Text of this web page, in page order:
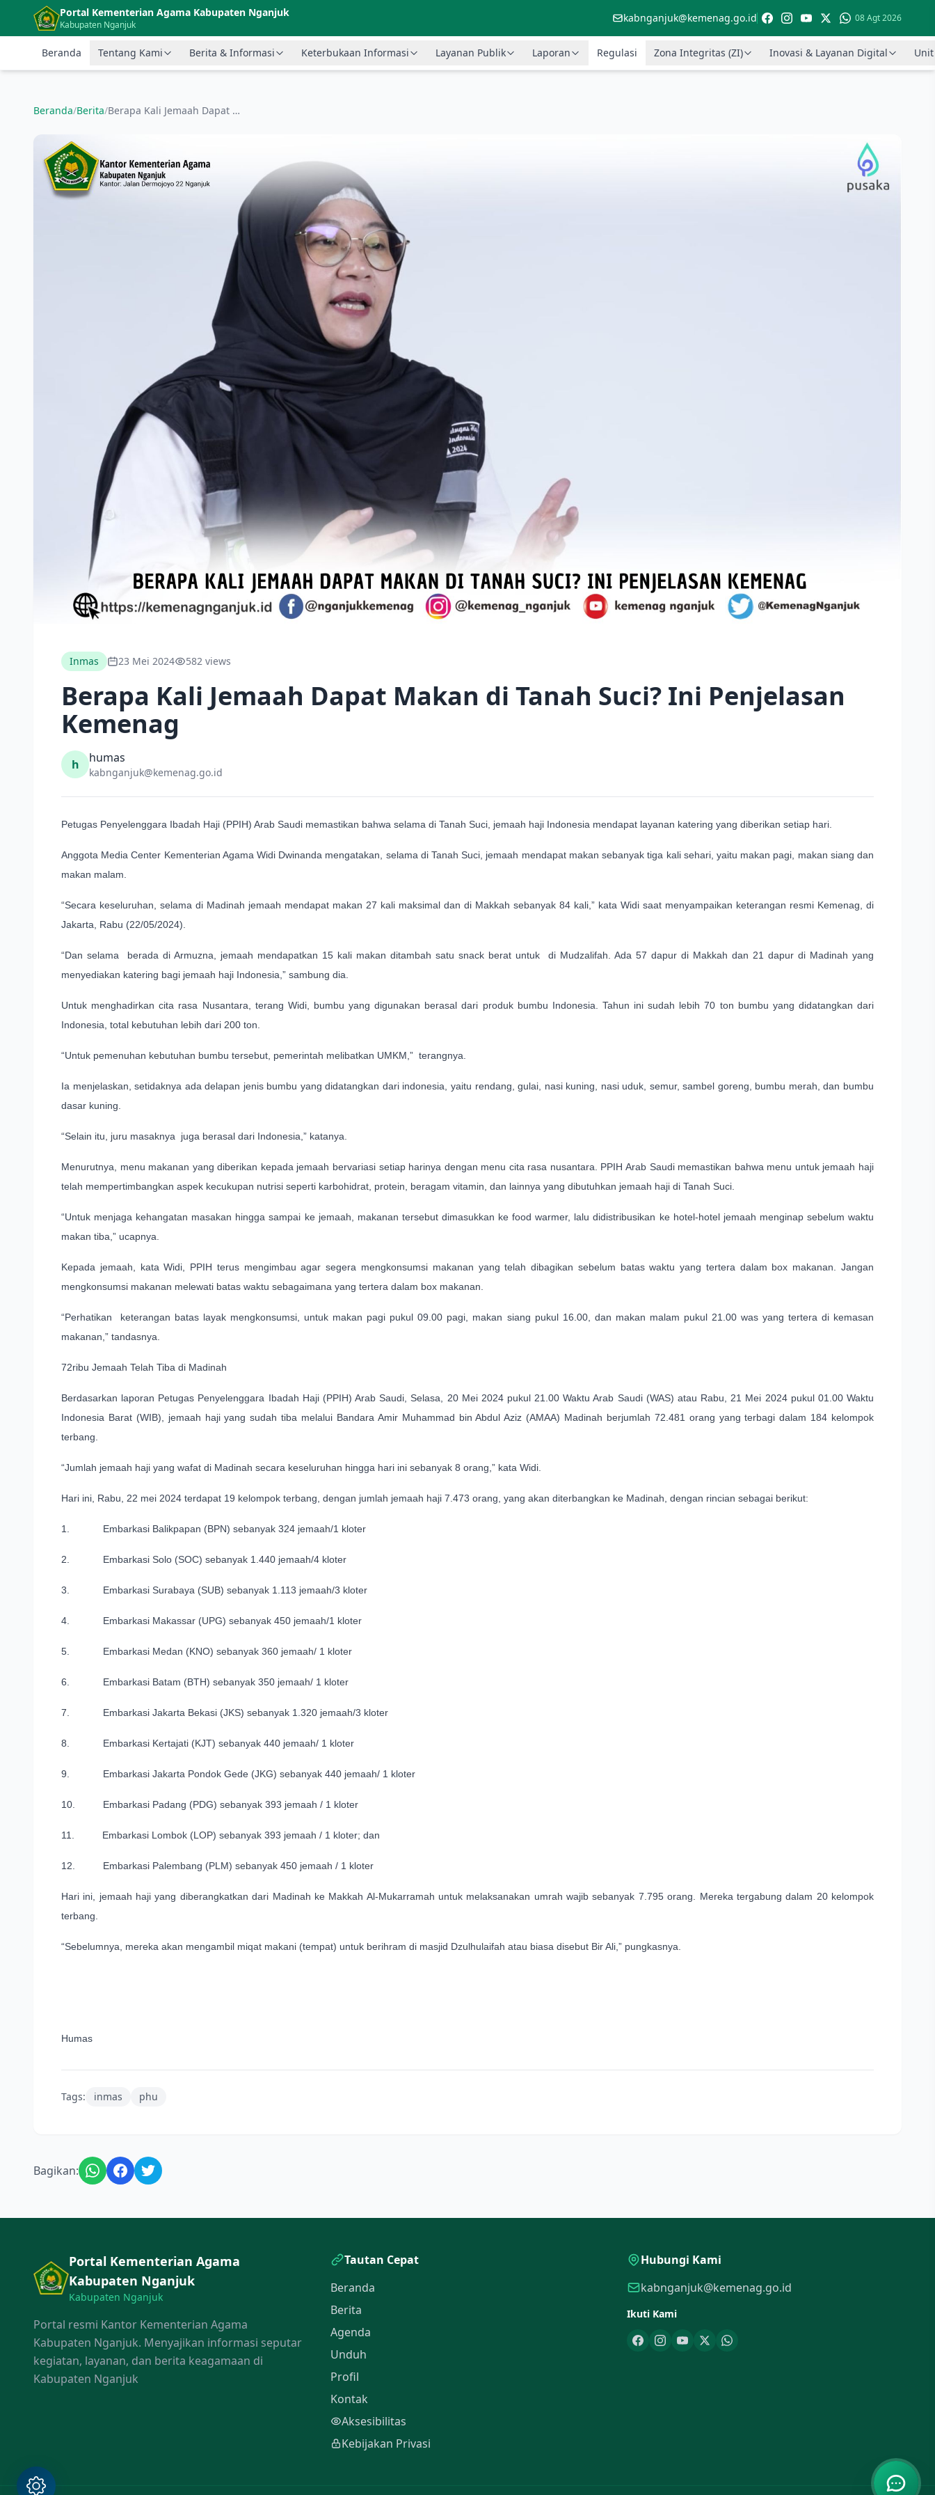
Langsung ke konten utama
Portal Kementerian Agama Kabupaten Nganjuk
Kabupaten Nganjuk
kabnganjuk@kemenag.go.id 08 Agt 2026
Beranda Tentang Kami Berita & Informasi Keterbukaan Informasi Layanan Publik Laporan Regulasi Zona Integritas (ZI) Inovasi & Layanan Digital
Beranda/Berita/ Berapa Kali Jemaah Dapat Makan di Tanah Suci? Ini Penjelasan Kemenag
Inmas 23 Mei 2024 582 views
Berapa Kali Jemaah Dapat Makan di Tanah Suci? Ini Penjelasan
Kemenag
h humas
kabnganjuk@kemenag.go.id
Petugas Penyelenggara Ibadah Haji (PPIH) Arab Saudi memastikan bahwa selama di Tanah Suci, jemaah haji Indonesia mendapat layanan katering yang diberikan setiap hari.
Anggota Media Center Kementerian Agama Widi Dwinanda mengatakan, selama di Tanah Suci, jemaah mendapat makan sebanyak tiga kali sehari, yaitu makan pagi, makan siang dan
makan malam.
“Secara keseluruhan, selama di Madinah jemaah mendapat makan 27 kali maksimal dan di Makkah sebanyak 84 kali,” kata Widi saat menyampaikan keterangan resmi Kemenag, di
Jakarta, Rabu (22/05/2024).
“Dan selama berada di Armuzna, jemaah mendapatkan 15 kali makan ditambah satu snack berat untuk di Mudzalifah. Ada 57 dapur di Makkah dan 21 dapur di Madinah yang
menyediakan katering bagi jemaah haji Indonesia,” sambung dia.
Untuk menghadirkan cita rasa Nusantara, terang Widi, bumbu yang digunakan berasal dari produk bumbu Indonesia. Tahun ini sudah lebih 70 ton bumbu yang didatangkan dari
Indonesia, total kebutuhan lebih dari 200 ton.
“Untuk pemenuhan kebutuhan bumbu tersebut, pemerintah melibatkan UMKM,” terangnya.
Ia menjelaskan, setidaknya ada delapan jenis bumbu yang didatangkan dari indonesia, yaitu rendang, gulai, nasi kuning, nasi uduk, semur, sambel goreng, bumbu merah, dan bumbu
dasar kuning.
“Selain itu, juru masaknya juga berasal dari Indonesia,” katanya.
Menurutnya, menu makanan yang diberikan kepada jemaah bervariasi setiap harinya dengan menu cita rasa nusantara. PPIH Arab Saudi memastikan bahwa menu untuk jemaah haji
telah mempertimbangkan aspek kecukupan nutrisi seperti karbohidrat, protein, beragam vitamin, dan lainnya yang dibutuhkan jemaah haji di Tanah Suci.
“Untuk menjaga kehangatan masakan hingga sampai ke jemaah, makanan tersebut dimasukkan ke food warmer, lalu didistribusikan ke hotel-hotel jemaah menginap sebelum waktu
makan tiba,” ucapnya.
Kepada jemaah, kata Widi, PPIH terus mengimbau agar segera mengkonsumsi makanan yang telah dibagikan sebelum batas waktu yang tertera dalam box makanan. Jangan
mengkonsumsi makanan melewati batas waktu sebagaimana yang tertera dalam box makanan.
“Perhatikan keterangan batas layak mengkonsumsi, untuk makan pagi pukul 09.00 pagi, makan siang pukul 16.00, dan makan malam pukul 21.00 was yang tertera di kemasan
makanan,” tandasnya.
72ribu Jemaah Telah Tiba di Madinah
Berdasarkan laporan Petugas Penyelenggara Ibadah Haji (PPIH) Arab Saudi, Selasa, 20 Mei 2024 pukul 21.00 Waktu Arab Saudi (WAS) atau Rabu, 21 Mei 2024 pukul 01.00 Waktu
Indonesia Barat (WIB), jemaah haji yang sudah tiba melalui Bandara Amir Muhammad bin Abdul Aziz (AMAA) Madinah berjumlah 72.481 orang yang terbagi dalam 184 kelompok
terbang.
“Jumlah jemaah haji yang wafat di Madinah secara keseluruhan hingga hari ini sebanyak 8 orang,” kata Widi.
Hari ini, Rabu, 22 mei 2024 terdapat 19 kelompok terbang, dengan jumlah jemaah haji 7.473 orang, yang akan diterbangkan ke Madinah, dengan rincian sebagai berikut:
1. Embarkasi Balikpapan (BPN) sebanyak 324 jemaah/1 kloter
2. Embarkasi Solo (SOC) sebanyak 1.440 jemaah/4 kloter
3. Embarkasi Surabaya (SUB) sebanyak 1.113 jemaah/3 kloter
4. Embarkasi Makassar (UPG) sebanyak 450 jemaah/1 kloter
5. Embarkasi Medan (KNO) sebanyak 360 jemaah/ 1 kloter
6. Embarkasi Batam (BTH) sebanyak 350 jemaah/ 1 kloter
7. Embarkasi Jakarta Bekasi (JKS) sebanyak 1.320 jemaah/3 kloter
8. Embarkasi Kertajati (KJT) sebanyak 440 jemaah/ 1 kloter
9. Embarkasi Jakarta Pondok Gede (JKG) sebanyak 440 jemaah/ 1 kloter
10. Embarkasi Padang (PDG) sebanyak 393 jemaah / 1 kloter
11. Embarkasi Lombok (LOP) sebanyak 393 jemaah / 1 kloter; dan
12. Embarkasi Palembang (PLM) sebanyak 450 jemaah / 1 kloter
Hari ini, jemaah haji yang diberangkatkan dari Madinah ke Makkah Al-Mukarramah untuk melaksanakan umrah wajib sebanyak 7.795 orang. Mereka tergabung dalam 20 kelompok
terbang.
“Sebelumnya, mereka akan mengambil miqat makani (tempat) untuk berihram di masjid Dzulhulaifah atau biasa disebut Bir Ali,” pungkasnya.
Humas
Tags: inmas phu
Bagikan:
Portal Kementerian Agama
Kabupaten Nganjuk
Kabupaten Nganjuk
Portal resmi Kantor Kementerian Agama
Kabupaten Nganjuk. Menyajikan informasi seputar
kegiatan, layanan, dan berita keagamaan di
Kabupaten Nganjuk
Tautan Cepat
Beranda
Berita
Agenda
Unduh
Profil
Kontak
Aksesibilitas
Kebijakan Privasi
Hubungi Kami
kabnganjuk@kemenag.go.id
Ikuti Kami